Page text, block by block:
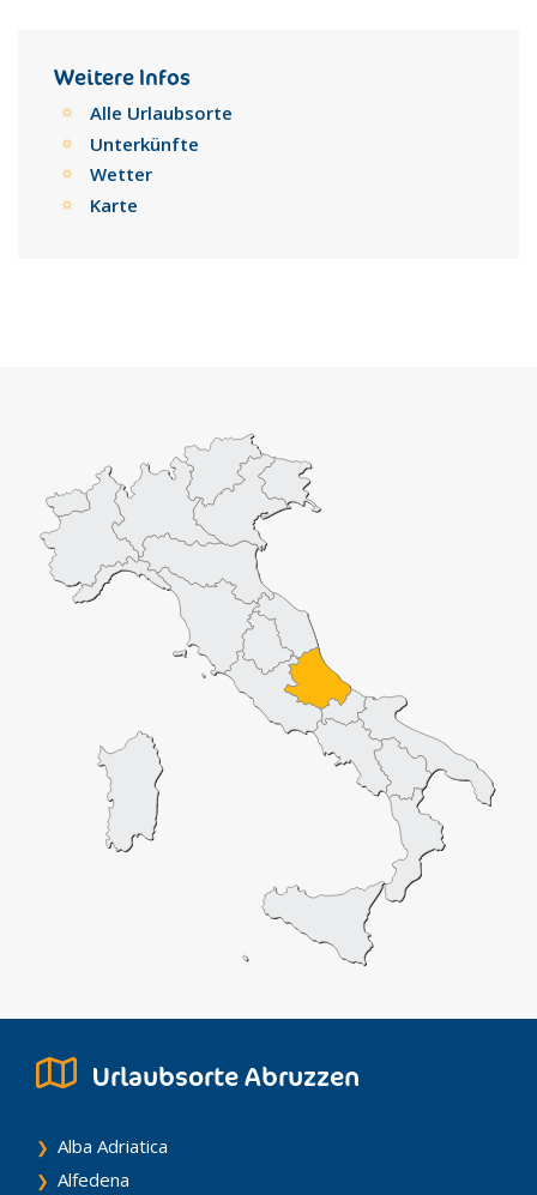
Weitere Infos
Alle Urlaubsorte
Unterkünfte
Wetter
Karte
Urlaubsorte Abruzzen
Alba Adriatica
Alfedena